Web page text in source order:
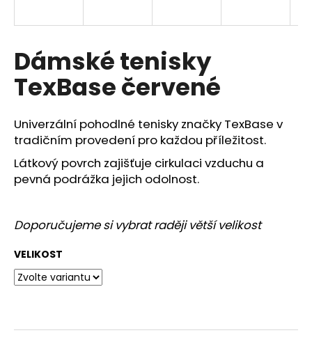
Dámské tenisky
TexBase červené
Univerzální pohodlné tenisky značky TexBase v
tradičním provedení pro každou příležitost.
Látkový povrch zajišťuje cirkulaci vzduchu a
pevná podrážka jejich odolnost.
Doporučujeme si vybrat raději větší velikost
VELIKOST
í
t
?
HLEDAT
D
p
o
r
u